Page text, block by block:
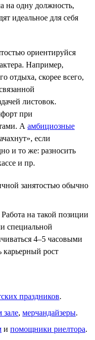
на одну должность,
идеальное для себя
ориентируйся
Например,
отдыха, скорее всего,
листовок.
при
А амбициозные
если
и то же: разносить
и пр.
занятостью обычно
Работа на такой позиции
специальной
4–5 часовыми
карьерный рост
праздников.
зале, мерчандайзеры.
и помощники риелтора.